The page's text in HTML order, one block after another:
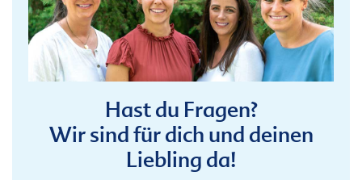
Hast du Fragen?
Wir sind für dich und deinen
Liebling da!